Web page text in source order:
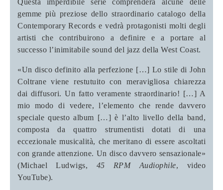
Questa imperdibile serie comprenderà alcune delle
gemme più preziose dello straordinario catalogo della
Contemporary Records e vedrà protagonisti molti degli
artisti che contribuirono a definire e a portare al
successo l’inimitabile sound del jazz della West Coast.
«Un disco definito alla perfezione […] Lo stile di John
Coltrane viene restutuito con meravigliosa chiarezza
dai diffusori. Un fatto veramente straordinario! […] A
mio modo di vedere, l’elemento che rende davvero
speciale questo album […] è l’alto livello della band,
composta da quattro strumentisti dotati di una
eccezionale musicalità, che meritano di essere ascoltati
con grande attenzione. Un disco davvero sensazionale»
(Michael Ludwigs, 45 RPM Audiophile, video
YouTube).